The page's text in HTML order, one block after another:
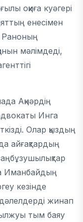
оқиға куәгері
енесімен
Раноның
мәлімдеді,
Ақнәрдің
Инга
Олар қыздың
айғақтардың
Иманбайдың
кезінде
жинап
тым баяу